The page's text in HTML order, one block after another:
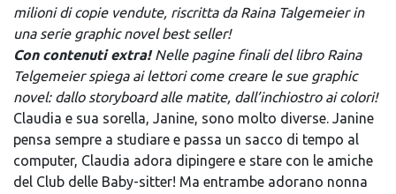
milioni di copie vendute, riscritta da Raina Talgemeier in
una serie graphic novel best seller!
Con contenuti extra!Nelle pagine finali del libro Raina
Telgemeier spiega ai lettori come creare le sue graphic
novel: dallo storyboard alle matite, dall’inchiostro ai colori!
Claudia e sua sorella, Janine, sono molto diverse. Janine
pensa sem­pre a studiare e passa un sacco di tempo al
computer, Claudia adora dipingere e stare con le amiche
del Club delle Baby-sitter! Ma entram­be adorano nonna